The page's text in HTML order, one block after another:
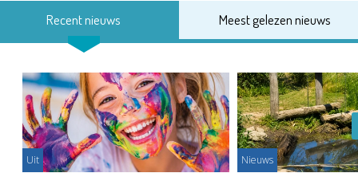
Recent nieuws Meest gelezen nieuws
Uit Nieuws